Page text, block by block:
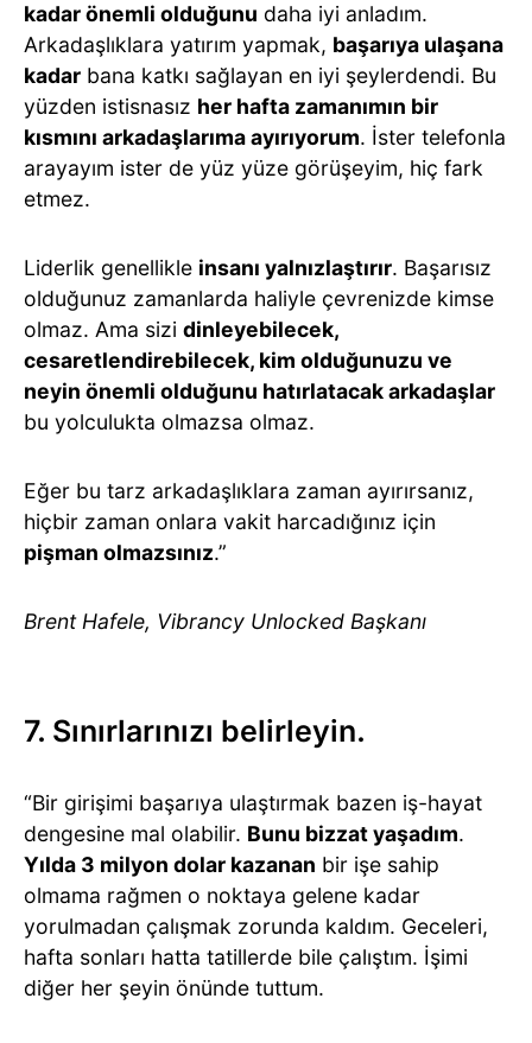
kadar önemli olduğunu daha iyi anladım.
Arkadaşlıklara yatırım yapmak, başarıya ulaşana
kadar bana katkı sağlayan en iyi şeylerdendi. Bu
yüzden istisnasız her hafta zamanımın bir
kısmını arkadaşlarıma ayırıyorum. İster telefonla
arayayım ister de yüz yüze görüşeyim, hiç fark
etmez.
Liderlik genellikle insanı yalnızlaştırır. Başarısız
olduğunuz zamanlarda haliyle çevrenizde kimse
olmaz. Ama sizi dinleyebilecek,
cesaretlendirebilecek, kim olduğunuzu ve
neyin önemli olduğunu hatırlatacak arkadaşlar
bu yolculukta olmazsa olmaz.
Eğer bu tarz arkadaşlıklara zaman ayırırsanız,
hiçbir zaman onlara vakit harcadığınız için
pişman olmazsınız.”
Brent Hafele, Vibrancy Unlocked Başkanı
7. Sınırlarınızı belirleyin.
“Bir girişimi başarıya ulaştırmak bazen iş-hayat
dengesine mal olabilir. Bunu bizzat yaşadım.
Yılda 3 milyon dolar kazanan bir işe sahip
olmama rağmen o noktaya gelene kadar
yorulmadan çalışmak zorunda kaldım. Geceleri,
hafta sonları hatta tatillerde bile çalıştım. İşimi
diğer her şeyin önünde tuttum.